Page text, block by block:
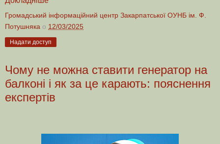
Громадський інформаційний центр Закарпатської ОУНБ ім. Ф.
Потушняка о 12/03/2025
Надати доступ
Чому не можна ставити генератор на
балконі і як за це карають: пояснення
експертів